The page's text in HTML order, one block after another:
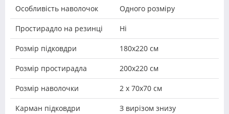
Особливість наволочок Одного розміру
Простирадло на резинці Ні
Розмір підковдри 180х220 см
Розмір простирадла 200х220 см
Розмір наволочки 2 х 70х70 см
Карман підковдри З вирізом знизу